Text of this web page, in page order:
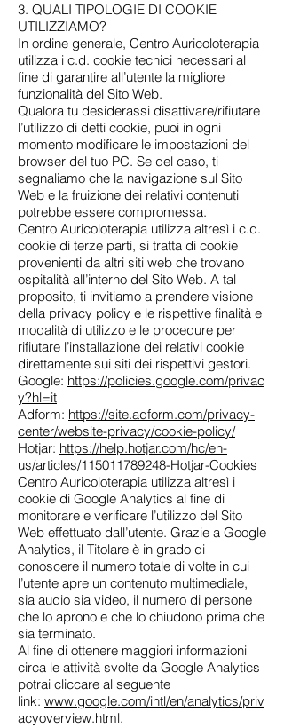
3. QUALI TIPOLOGIE DI COOKIE
UTILIZZIAMO?
In ordine generale, Centro Auricoloterapia
utilizza i c.d. cookie tecnici necessari al
fine di garantire all’utente la migliore
funzionalità del Sito Web.
Qualora tu desiderassi disattivare/rifiutare
l’utilizzo di detti cookie, puoi in ogni
momento modificare le impostazioni del
browser del tuo PC. Se del caso, ti
segnaliamo che la navigazione sul Sito
Web e la fruizione dei relativi contenuti
potrebbe essere compromessa.
Centro Auricoloterapia utilizza altresì i c.d.
cookie di terze parti, si tratta di cookie
provenienti da altri siti web che trovano
ospitalità all’interno del Sito Web. A tal
proposito, ti invitiamo a prendere visione
della privacy policy e le rispettive finalità e
modalità di utilizzo e le procedure per
rifiutare l’installazione dei relativi cookie
direttamente sui siti dei rispettivi gestori.
Google: https://policies.google.com/privac
y?hl=it
Adform: https://site.adform.com/privacy-
center/website-privacy/cookie-policy/
Hotjar: https://help.hotjar.com/hc/en-
us/articles/115011789248-Hotjar-Cookies
Centro Auricoloterapia utilizza altresì i
cookie di Google Analytics al fine di
monitorare e verificare l’utilizzo del Sito
Web effettuato dall’utente. Grazie a Google
Analytics, il Titolare è in grado di
conoscere il numero totale di volte in cui
l’utente apre un contenuto multimediale,
sia audio sia video, il numero di persone
che lo aprono e che lo chiudono prima che
sia terminato.
Al fine di ottenere maggiori informazioni
circa le attività svolte da Google Analytics
potrai cliccare al seguente
link: www.google.com/intl/en/analytics/priv
acyoverview.html.